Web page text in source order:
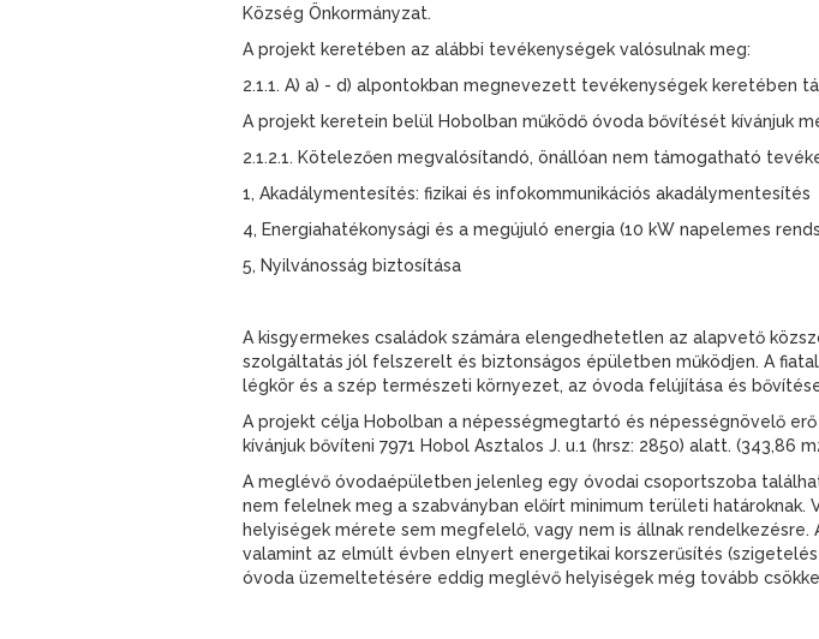
Község Önkormányzat.
A projekt keretében az alábbi tevékenységek valósulnak meg:
2.1.1. A) a) - d) alpontokban megnevezett tevékenységek
A projekt keretein belül Hobolban működő óvoda bővítését kívánjuk
2.1.2.1. Kötelezően megvalósítandó, önállóan nem támogatható
1, Akadálymentesítés: fizikai és infokommunikációs akadálymentesítés
4, Energiahatékonysági és a megújuló energia (10 kW napelemes
5, Nyilvánosság biztosítása
A kisgyermekes családok számára elengedhetetlen az alapvető
szolgáltatás jól felszerelt és biztonságos épületben működjen. A
légkör és a szép természeti környezet, az óvoda felújítása és
A projekt célja Hobolban a népességmegtartó és népességnövelő
kívánjuk bővíteni 7971 Hobol Asztalos J. u.1 (hrsz: 2850) alatt. (343,86
A meglévő óvodaépületben jelenleg egy óvodai csoportszoba
nem felelnek meg a szabványban előírt minimum területi
helyiségek mérete sem megfelelő, vagy nem is állnak
valamint az elmúlt évben elnyert energetikai korszerűsítés
óvoda üzemeltetésére eddig meglévő helyiségek még tovább